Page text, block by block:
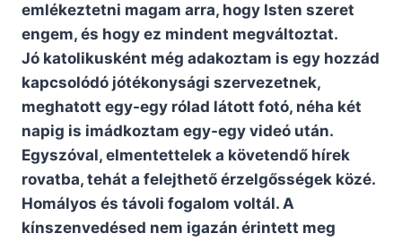
emlékeztetni magam arra, hogy Isten szeret
engem, és hogy ez mindent megváltoztat.
Jó katolikusként még adakoztam is egy hozzád
kapcsolódó jótékonysági szervezetnek,
meghatott egy-egy rólad látott fotó, néha két
napig is imádkoztam egy-egy videó után.
Egyszóval, elmentettelek a követendő hírek
rovatba, tehát a felejthető érzelgősségek közé.
Homályos és távoli fogalom voltál. A
kínszenvedésed nem igazán érintett meg